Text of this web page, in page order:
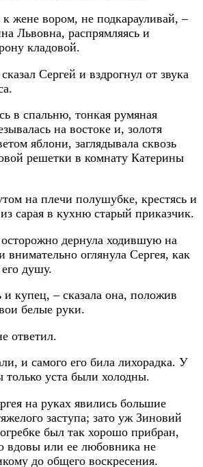
к жене вором, не подкарауливай, –
Львовна, распрямляясь и
кладовой.
Сергей и вздрогнул от звука
в спальню, тонкая румяная
на востоке и, золотя
яблони, заглядывала сквозь
решетки в комнату Катерины
на плечи полушубке, крестясь и
сарая в кухню старый приказчик.
дернула ходившую на
внимательно оглянула Сергея, как
душу.
купец, – сказала она, положив
белые руки.
ответил.
и самого его била лихорадка. У
уста были холодны.
на руках явились большие
заступа; зато уж Зиновий
был так хорошо прибран,
вдовы или ее любовника не
до общего воскресения.